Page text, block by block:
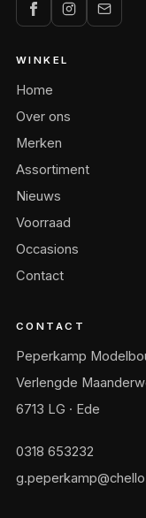
WINKEL
Home
Over ons
Merken
Assortiment
Nieuws
Voorraad
Occasions
Contact
CONTACT
Peperkamp
Verlengde
6713 LG · Ede
0318 653232